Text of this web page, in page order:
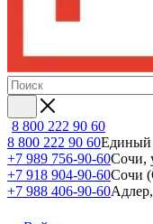
8 800 222 90 60
8 800 222 90 60Единый
+7 989 756-90-60Сочи,
+7 918 904-90-60Сочи
+7 988 406-90-60